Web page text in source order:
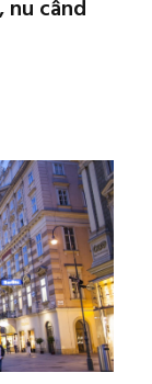
când